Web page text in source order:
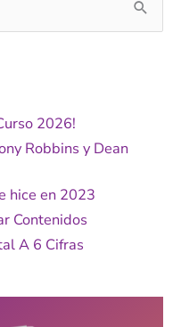
2026!
Robbins y Dean
hice en 2023
Contenidos
A 6 Cifras